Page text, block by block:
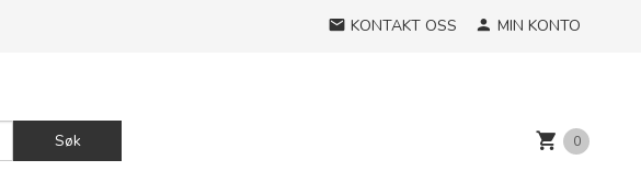
KONTAKT OSS MIN KONTO
Søk 0